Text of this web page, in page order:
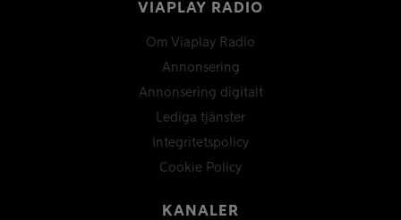
VIAPLAY RADIO
Om Viaplay Radio
Annonsering
Annonsering digitalt
Lediga tjänster
Integritetspolicy
Cookie Policy
KANALER